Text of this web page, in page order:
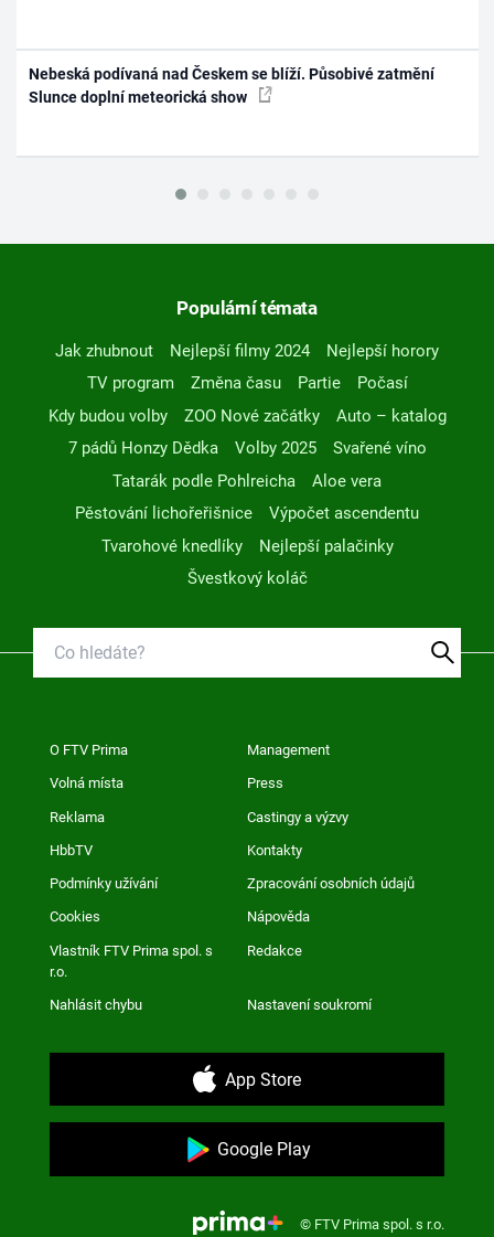
Nebeská podívaná nad Českem se blíží. Působivé zatmění
Slunce doplní meteorická show
Populární témata
Jak zhubnout Nejlepší filmy 2024
Nejlepší horory
TV program
Změna času Partie
Počasí
Kdy budou volby
ZOO Nové začátky
Auto – katalog
7 pádů Honzy Dědka
Volby 2025
Svařené víno
Tatarák podle Pohlreicha
Aloe vera
Pěstování lichořeřišnice
Výpočet ascendentu
Tvarohové knedlíky
Nejlepší palačinky
Švestkový koláč
O FTV Prima Management
Volná místa Press
Reklama Castingy a výzvy
HbbTV Kontakty
Podmínky užívání Zpracování osobních údajů
Cookies Nápověda
Vlastník FTV Prima spol. s
r.o.
Redakce
Nahlásit chybu Nastavení soukromí
App Store
Google Play
© FTV Prima spol. s r.o.